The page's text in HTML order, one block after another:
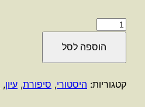
כמות
בעיקר
על
אהבה
הוספה לסל
קטגוריות: היסטורי, סיפורת, עיון,